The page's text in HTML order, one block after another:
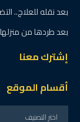
بعد نقله للعلاج..
بعد طردها من
إشترك معنا
أقسام الموقع